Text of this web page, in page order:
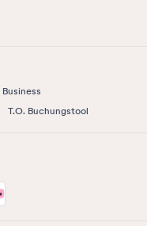
Business
T.O. Buchungstool